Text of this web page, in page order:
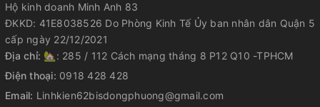
Hộ kinh doanh Minh Anh 83
ĐKKD: 41E8038526 Do Phòng Kinh Tế Ủy ban nhân dân Quận 5
cấp ngày 22/12/2021
Địa chỉ: 🏡: 285 / 112 Cách mạng tháng 8 P12 Q10 -TPHCM
Điện thoại: 0918 428 428
Email: Linhkien62bisdongphuong@gmail.com